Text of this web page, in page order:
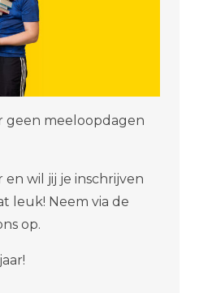
geen meeloopdagen
wil jij je inschrijven
leuk! Neem via de
op.